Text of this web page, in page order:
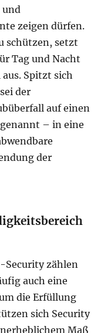
und
zeigen dürfen.
schützen, setzt
Tag und Nacht
Spitzt sich
der
auf einen
– in eine
der
Security zählen
auch eine
die Erfüllung
sich Security
Maß